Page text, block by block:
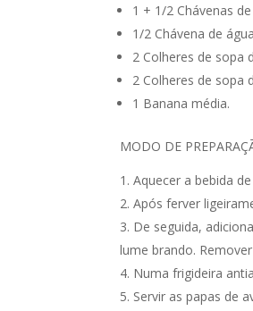
1 + 1/2 Chávenas
1/2 Chávena de
2 Colheres de sopa
2 Colheres de sopa
1 Banana média.
MODO DE
Aquecer a bebida
Após ferver
De seguida,
lume brando.
Numa frigideira
Servir as papas de